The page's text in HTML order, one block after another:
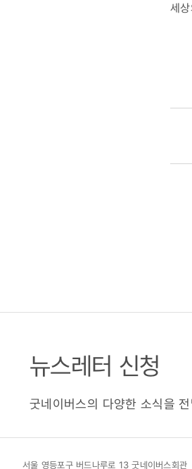
세
뉴스레터 신청
굿네이버스의 다양한 소식을
서울 영등포구 버드나루로 13 굿네이버스회관